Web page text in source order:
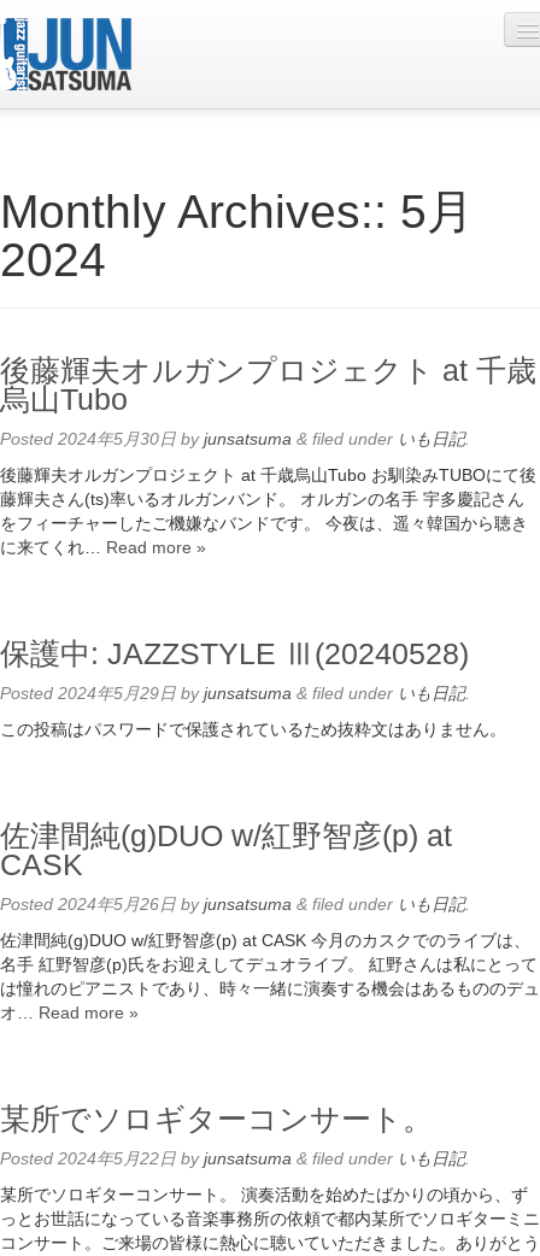
Live Schedule
Discography
Contact
YouTube
Online Lesson
Monthly Archives:: 5月
2024
後藤輝夫オルガンプロジェクト at 千歳
烏山Tubo
Posted 2024年5月30日 byjunsatsuma & filed under いも日記.
後藤輝夫オルガンプロジェクト at 千歳烏山Tubo お馴染みTUBOにて後
藤輝夫さん(ts)率いるオルガンバンド。 オルガンの名手 宇多慶記さん
をフィーチャーしたご機嫌なバンドです。 今夜は、遥々韓国から聴き
に来てくれ… Read more »
保護中: JAZZSTYLE Ⅲ(20240528)
Posted 2024年5月29日 byjunsatsuma & filed under いも日記.
この投稿はパスワードで保護されているため抜粋文はありません。
佐津間純(g)DUO w/紅野智彦(p) at
CASK
Posted 2024年5月26日 byjunsatsuma & filed under いも日記.
佐津間純(g)DUO w/紅野智彦(p) at CASK 今月のカスクでのライブは、
名手 紅野智彦(p)氏をお迎えしてデュオライブ。 紅野さんは私にとって
は憧れのピアニストであり、時々一緒に演奏する機会はあるもののデュ
オ… Read more »
某所でソロギターコンサート。
Posted 2024年5月22日 byjunsatsuma & filed under いも日記.
某所でソロギターコンサート。 演奏活動を始めたばかりの頃から、ず
っとお世話になっている音楽事務所の依頼で都内某所でソロギターミニ
コンサート。ご来場の皆様に熱心に聴いていただきました。ありがとう